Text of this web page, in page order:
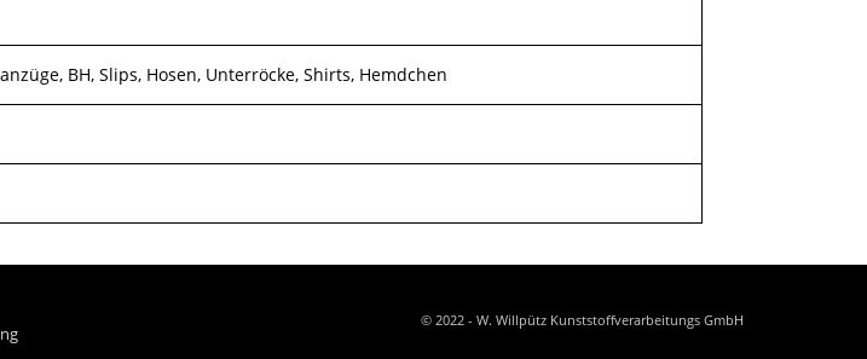
BH, Slips, Hosen, Unterröcke, Shirts, Hemdchen
© 2022 - W. Willpütz Kunststoffverarbeitungs GmbH